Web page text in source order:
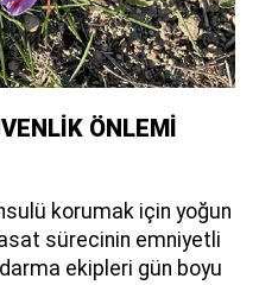
ÖNLEMİ
korumak için yoğun
sürecinin emniyetli
ekipleri gün boyu